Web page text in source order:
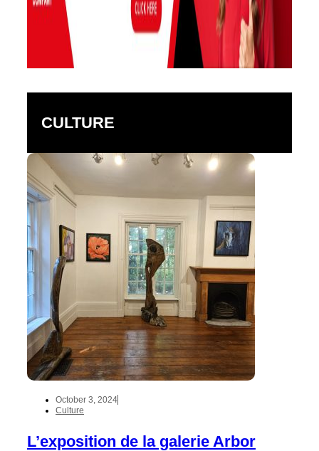
CULTURE
October 3, 2024
Culture
L’exposition de la galerie Arbor